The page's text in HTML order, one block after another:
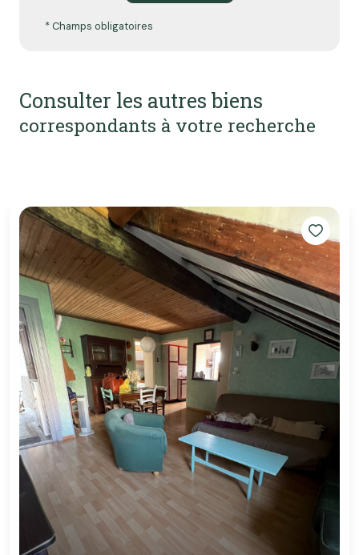
* Champs obligatoires
Consulter les autres biens
correspondants à votre recherche